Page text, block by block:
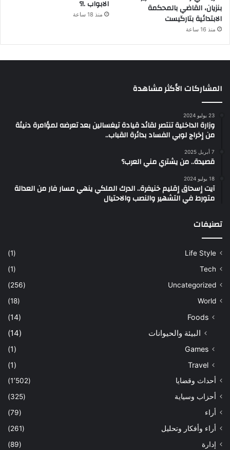
بنزيان، القاضي بالمحكمة
الابتدائية بتارگيست
منذ 16 ساعة
الابواب .!؟
منذ 18 ساعة
المشاركات الأكثر مشاهدة
23 يوليو 2024
وزارة الداخلية تنتصر لقائد قيادة تيغسالين بعد تعرضه لمؤامرة دنيئة
من إخراج لوبي الفساد بدائرة القباب..
7 أبريل 2025
قصيدة.. من يشتري مني العرب؟
18 يوليو 2024
آيت إسحاق إقليم خنيفرة.. الدرك الملكي ينهي مسار فار من العدالة
متورط في التشهير والنصب والاحتيال
تصنيفات
Life Style
(1)
Tech
(1)
Uncategorized
(256)
World
(18)
Foods
(14)
البيئة والحيوانات (14)
Games
(1)
Travel
(1)
أحداث وقضايا
(1٬502)
أحزاب وسياية
(325)
أراء
(79)
أراء وأفكار وتحليل
(261)
إدارة
(89)